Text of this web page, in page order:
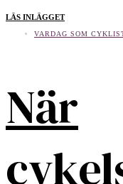
LÄS INLÄGGET
VARDAG SOM
När